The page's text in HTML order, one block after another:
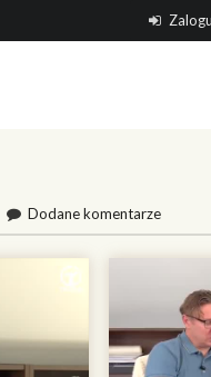
Dodane komentarze